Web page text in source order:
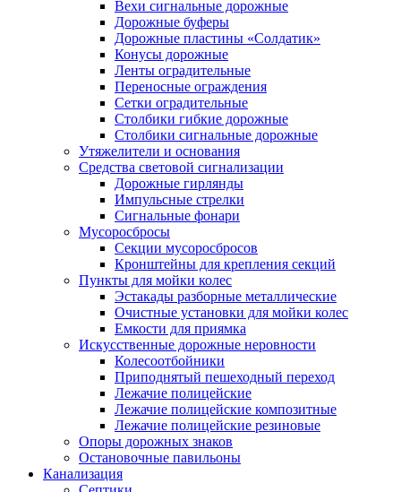
Вехи сигнальные дорожные
Дорожные буферы
Дорожные пластины «Солдатик»
Конусы дорожные
Ленты оградительные
Переносные ограждения
Сетки оградительные
Столбики гибкие дорожные
Столбики сигнальные дорожные
Утяжелители и основания
Средства световой сигнализации
Дорожные гирлянды
Импульсные стрелки
Сигнальные фонари
Мусоросбросы
Секции мусоросбросов
Кронштейны для крепления секций
Пункты для мойки колес
Эстакады разборные металлические
Очистные установки для мойки колес
Емкости для приямка
Искусственные дорожные неровности
Колесоотбойники
Приподнятый пешеходный переход
Лежачие полицейские
Лежачие полицейские композитные
Лежачие полицейские резиновые
Опоры дорожных знаков
Остановочные павильоны
Канализация